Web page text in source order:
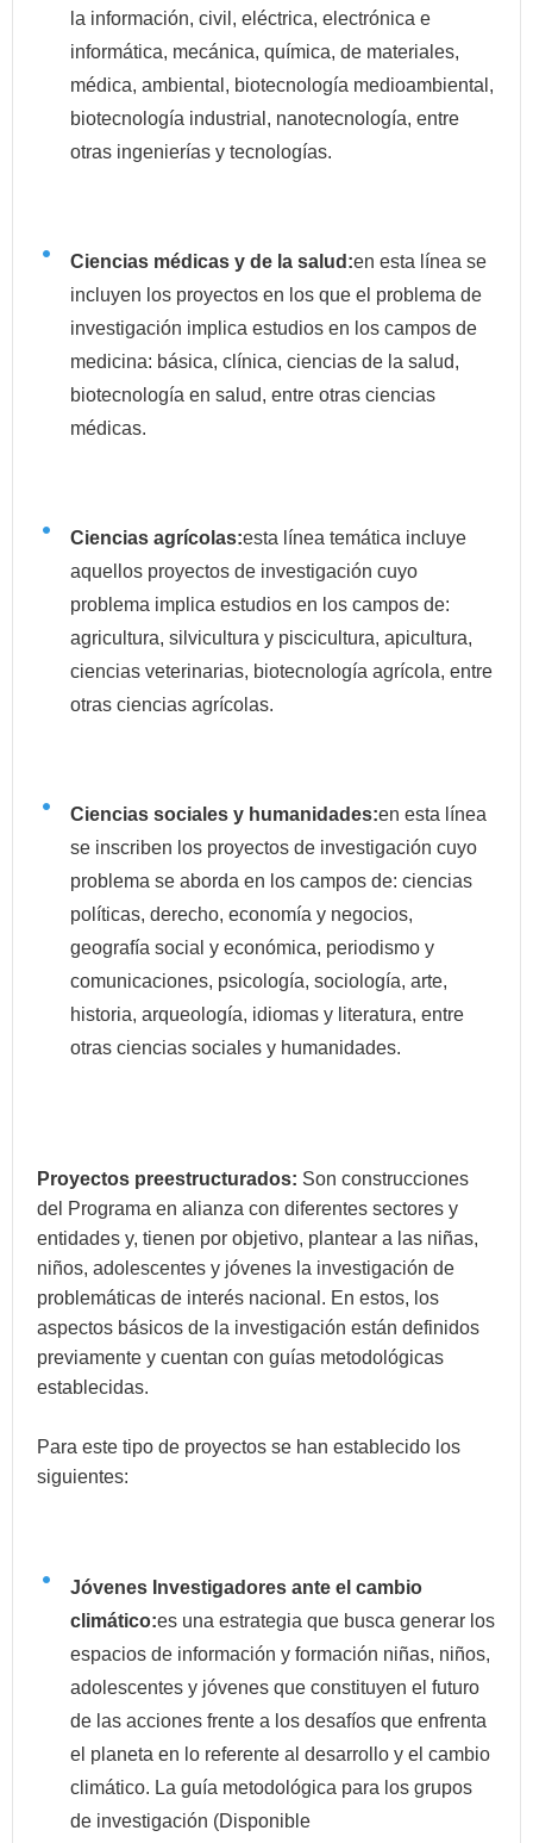
la información, civil, eléctrica, electrónica e
informática, mecánica, química, de materiales,
médica, ambiental, biotecnología medioambiental,
biotecnología industrial, nanotecnología, entre
otras ingenierías y tecnologías.
Ciencias médicas y de la salud:en esta línea se
incluyen los proyectos en los que el problema de
investigación implica estudios en los campos de
medicina: básica, clínica, ciencias de la salud,
biotecnología en salud, entre otras ciencias
médicas.
Ciencias agrícolas:esta línea temática incluye
aquellos proyectos de investigación cuyo
problema implica estudios en los campos de:
agricultura, silvicultura y piscicultura, apicultura,
ciencias veterinarias, biotecnología agrícola, entre
otras ciencias agrícolas.
Ciencias sociales y humanidades:en esta línea
se inscriben los proyectos de investigación cuyo
problema se aborda en los campos de: ciencias
políticas, derecho, economía y negocios,
geografía social y económica, periodismo y
comunicaciones, psicología, sociología, arte,
historia, arqueología, idiomas y literatura, entre
otras ciencias sociales y humanidades.
Proyectos preestructurados: Son construcciones
del Programa en alianza con diferentes sectores y
entidades y, tienen por objetivo, plantear a las niñas,
niños, adolescentes y jóvenes la investigación de
problemáticas de interés nacional. En estos, los
aspectos básicos de la investigación están definidos
previamente y cuentan con guías metodológicas
establecidas.
Para este tipo de proyectos se han establecido los
siguientes:
Jóvenes Investigadores ante el cambio
climático:es una estrategia que busca generar los
espacios de información y formación niñas, niños,
adolescentes y jóvenes que constituyen el futuro
de las acciones frente a los desafíos que enfrenta
el planeta en lo referente al desarrollo y el cambio
climático. La guía metodológica para los grupos
de investigación (Disponible